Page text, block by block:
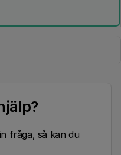
fråga, så kan du